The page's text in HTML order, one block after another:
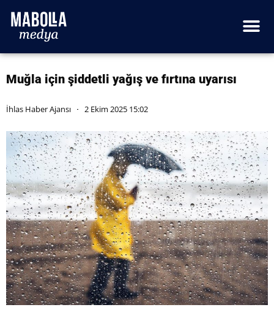
Muğla için şiddetli yağış ve fırtına uyarısı
İhlas Haber Ajansı 2 Ekim 2025 15:02